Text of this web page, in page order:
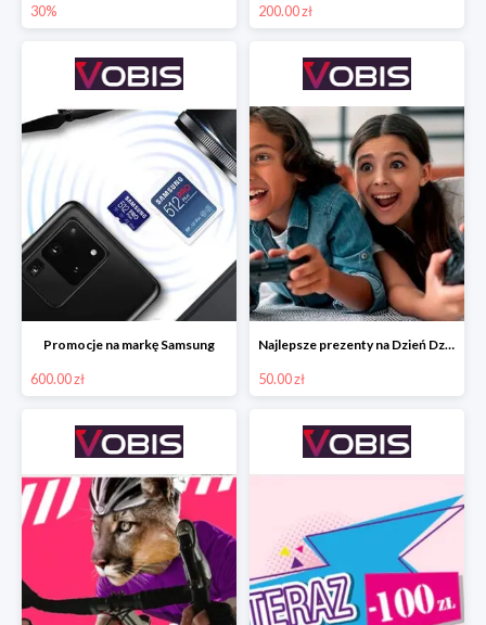
30% 200.00 zł
Promocje na markę Samsung
600.00 zł
Najlepsze prezenty na Dzień Dziecka w VOBIS
50.00 zł